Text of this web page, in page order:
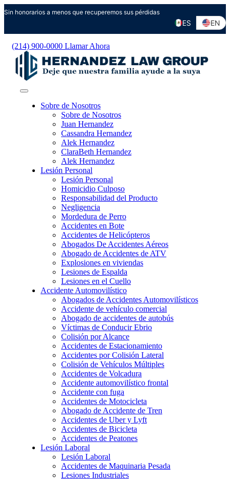
Ir
al
Sin honorarios a menos que recuperemos sus pérdidas
ES EN
(214) 900-0000 Llamar Ahora
Sobre de Nosotros
Sobre de Nosotros
Juan Hernandez
Cassandra Hernandez
Alek Hernandez
ClaraBeth Hernandez
Alek Hernandez
Lesión Personal
Lesión Personal
Homicidio Culposo
Responsabilidad del Producto
Negligencia
Mordedura de Perro
Accidentes en Bote
Accidentes de Helicópteros
Abogados De Accidentes Aéreos
Abogado de Accidentes de ATV
Explosiones en viviendas
Lesiones de Espalda
Lesiones en el Cuello
Accidente Automovilístico
Abogados de Accidentes Automovilísticos
Accidente de vehículo comercial
Abogado de accidentes de autobús
Víctimas de Conducir Ebrio
Colisión por Alcance
Accidentes de Estacionamiento
Accidentes por Colisión Lateral
Colisión de Vehículos Múltiples
Accidentes de Volcadura
Accidente automovilístico frontal
Accidente con fuga
Accidentes de Motocicleta
Abogado de Accidente de Tren
Accidentes de Uber y Lyft
Accidentes de Bicicleta
Accidentes de Peatones
Lesión Laboral
Lesión Laboral
Accidentes de Maquinaria Pesada
Lesiones Industriales